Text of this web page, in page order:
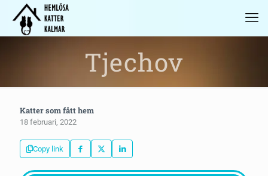
Tjechov
Katter som fått hem
18 februari, 2022
Copy link